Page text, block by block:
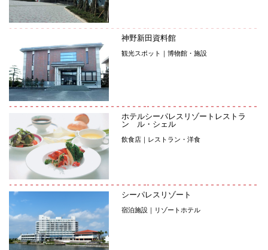
神野新田資料館
観光スポット｜博物館・施設
ホテルシーパレスリゾートレストラ
ン ル・シェル
飲食店｜レストラン・洋食
シーパレスリゾート
宿泊施設｜リゾートホテル